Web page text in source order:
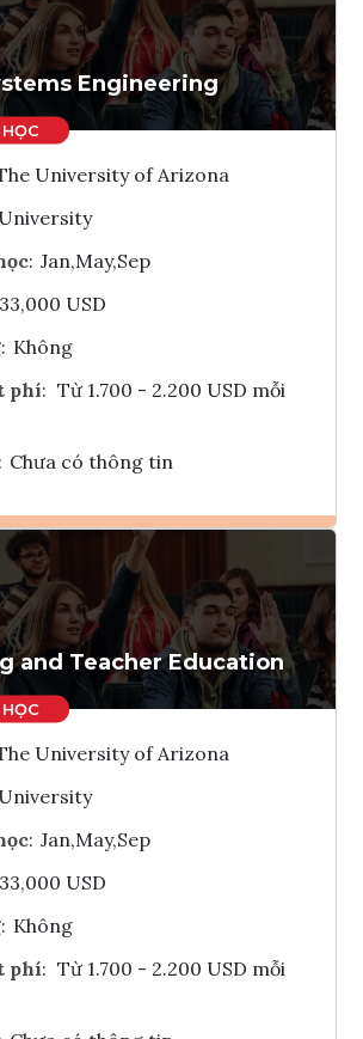
Engineering
University of Arizona
University
: Jan,May,Sep
33,000 USD
: Không
phí: Từ 1.700 - 2.200 USD mỗi
Chưa có thông tin
Ghi danh
Tham vấn Interlink
and Teacher Education
University of Arizona
University
: Jan,May,Sep
33,000 USD
: Không
phí: Từ 1.700 - 2.200 USD mỗi